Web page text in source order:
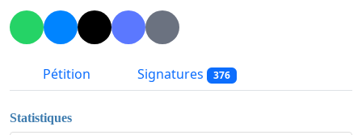
Pétition Signatures 376
Statistiques